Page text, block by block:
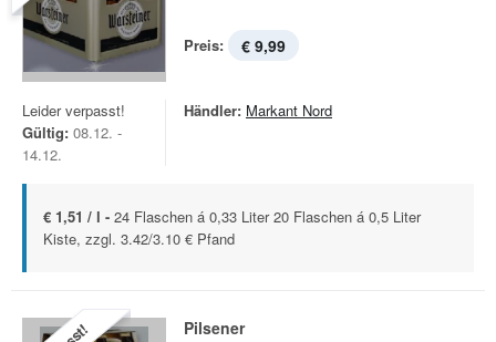
Preis: € 9,99
Leider verpasst!
Gültig: 08.12. -
14.12.
Händler: Markant Nord
€ 1,51 / l - 24 Flaschen á 0,33 Liter 20 Flaschen á 0,5 Liter
Kiste, zzgl. 3.42/3.10 € Pfand
Pilsener